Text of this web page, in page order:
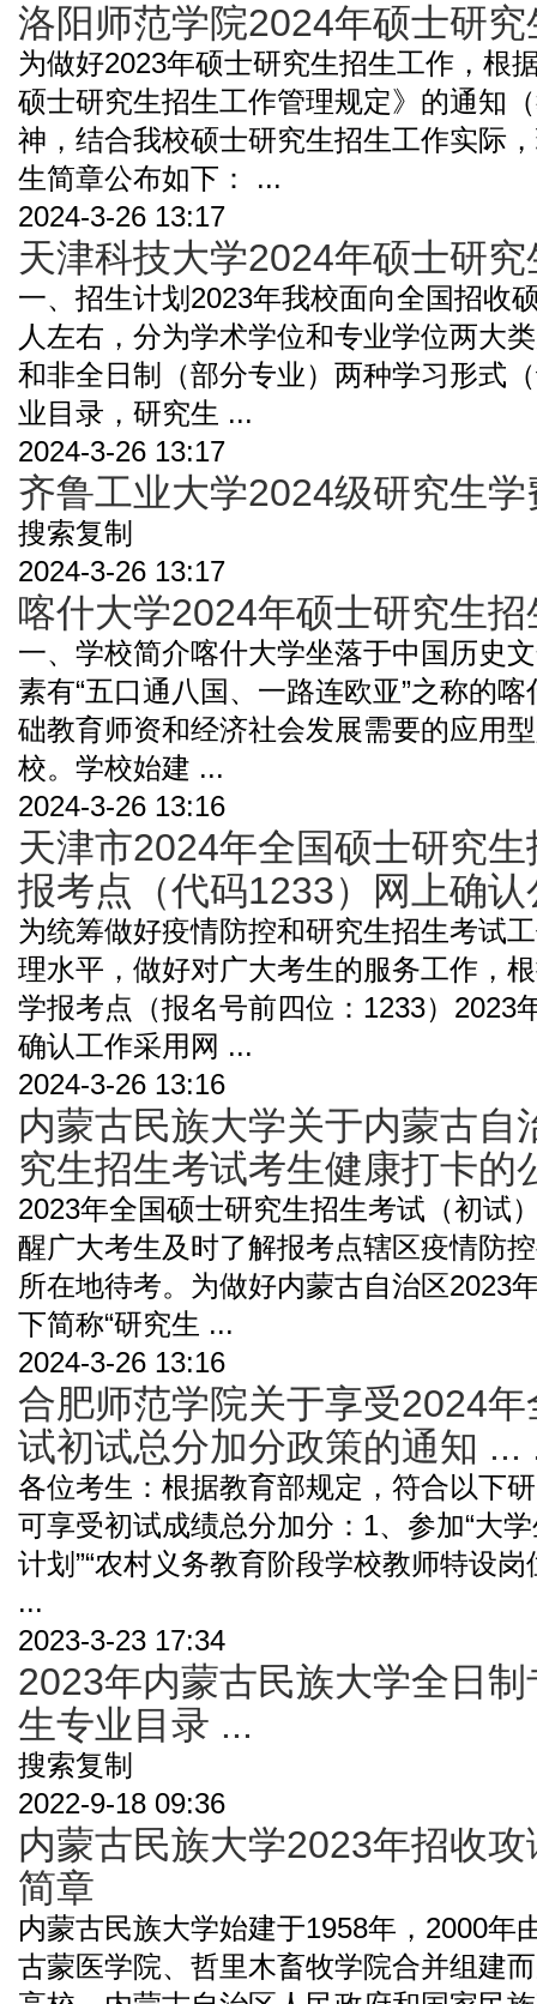
洛阳师范学院2024年硕士研
为做好2023年硕士研究生招生工作，根
硕士研究生招生工作管理规定》的通知
神，结合我校硕士研究生招生工作实际
生简章公布如下： ...
2024-3-26 13:17
天津科技大学2024年硕士研
一、招生计划2023年我校面向全国招收
人左右，分为学术学位和专业学位两大
和非全日制（部分专业）两种学习形式
业目录，研究生 ...
2024-3-26 13:17
齐鲁工业大学2024级研究生学
搜索复制
2024-3-26 13:17
喀什大学2024年硕士研究生招
一、学校简介喀什大学坐落于中国历史
素有“五口通八国、一路连欧亚”之称的
础教育师资和经济社会发展需要的应用
校。学校始建 ...
2024-3-26 13:16
天津市2024年全国硕士研究
报考点（代码1233）网上确
为统筹做好疫情防控和研究生招生考试
理水平，做好对广大考生的服务工作，
学报考点（报名号前四位：1233）2023
确认工作采用网 ...
2024-3-26 13:16
内蒙古民族大学关于内蒙古自
究生招生考试考生健康打卡的
2023年全国硕士研究生招生考试（初试
醒广大考生及时了解报考点辖区疫情防
所在地待考。为做好内蒙古自治区2023
下简称“研究生 ...
2024-3-26 13:16
合肥师范学院关于享受2024
试初试总分加分政策的通知 ...
各位考生：根据教育部规定，符合以下
可享受初试成绩总分加分：1、参加“大
计划”“农村义务教育阶段学校教师特设岗
...
2023-3-23 17:34
2023年内蒙古民族大学全日
生专业目录 ...
搜索复制
2022-9-18 09:36
内蒙古民族大学2023年招收
简章
内蒙古民族大学始建于1958年，2000年
古蒙医学院、哲里木畜牧学院合并组建